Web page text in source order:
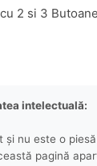
2 si 3
intelectuală:
nu este o
pagină